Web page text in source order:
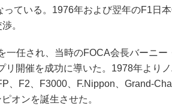
っている。1976年および翌年のF1日
。
任され、当時のFOCA会長バーニー
リ開催を成功に導いた。1978年より
、F2、F3000、F.Nippon、Grand-
オンを誕生させた。